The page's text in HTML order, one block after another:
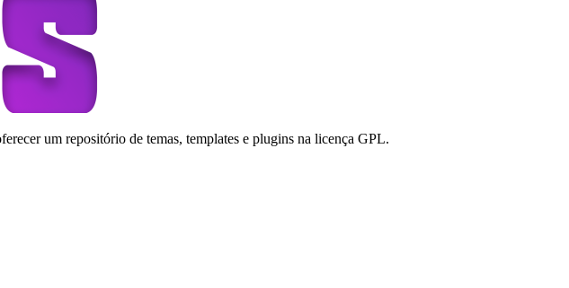
um repositório de temas, templates e plugins na licença GPL.